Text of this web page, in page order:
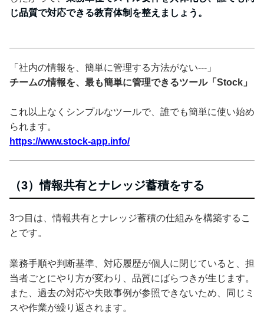
じ品質で対応できる教育体制を整えましょう。
「社内の情報を、簡単に管理する方法がない---」
チームの情報を、最も簡単に管理できるツール「Stock」
これ以上なくシンプルなツールで、誰でも簡単に使い始め
られます。
https://www.stock-app.info/
（3）情報共有とナレッジ蓄積をする
3つ目は、情報共有とナレッジ蓄積の仕組みを構築するこ
とです。
業務手順や判断基準、対応履歴が個人に閉じていると、担
当者ごとにやり方が変わり、品質にばらつきが生じます。
また、過去の対応や失敗事例が参照できないため、同じミ
スや作業が繰り返されます。